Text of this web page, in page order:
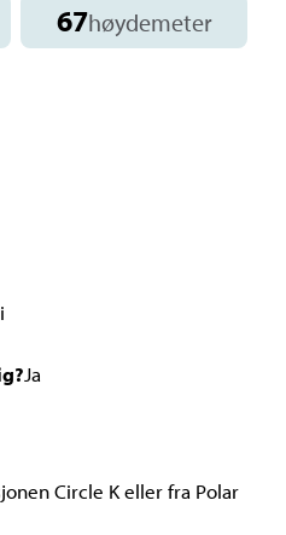
67høydemeter
Ja
Circle K eller fra Polar